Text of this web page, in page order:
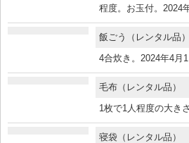
程度。お玉付。2024
飯ごう（レンタル
4合炊き。2024年4月
毛布（レンタル品
1枚で1人程度の大き
寝袋（レンタル品